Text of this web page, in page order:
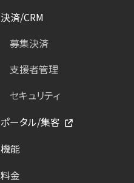
決済/CRM
募集決済
支援者管理
セキュリティ
ポータル/集客
機能
料金